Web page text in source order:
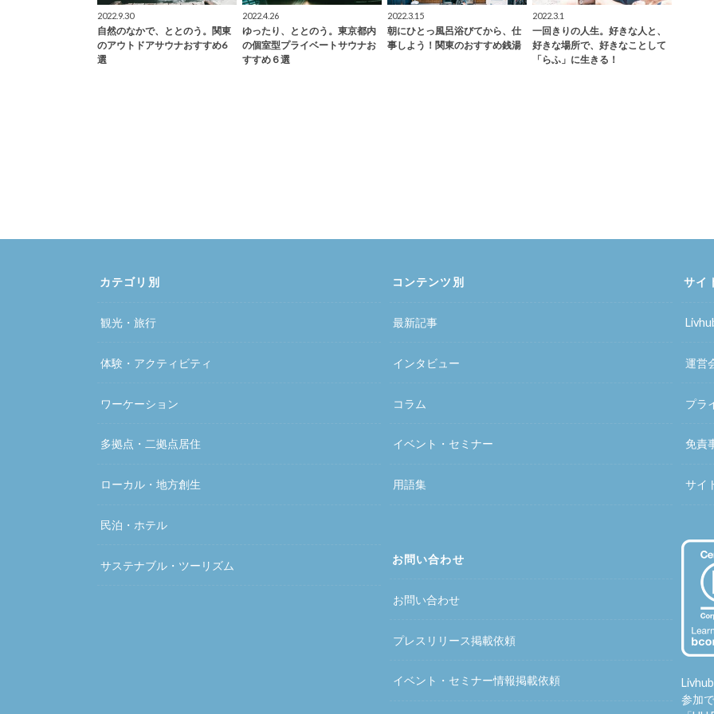
2022.9.30
自然のなかで、ととのう。関東
のアウトドアサウナおすすめ6
選
2022.4.26
ゆったり、ととのう。東京都内
の個室型プライベートサウナお
すすめ６選
2022.3.15
朝にひとっ風呂浴びてから、仕
事しよう！関東のおすすめ銭湯
2022.3.1
一回きりの人生。好きな人と、
好きな場所で、好きなことして
「らふ」に生きる！
カテゴリ別
観光・旅行
体験・アクティビティ
ワーケーション
多拠点・二拠点居住
ローカル・地方創生
民泊・ホテル
サステナブル・ツーリズム
コンテンツ別
最新記事
インタビュー
コラム
イベント・セミナー
用語集
お問い合わせ
お問い合わせ
プレスリリース掲載依頼
イベント・セミナー情報掲載依頼
サイ
運営
プラ
免責
サイ
参加